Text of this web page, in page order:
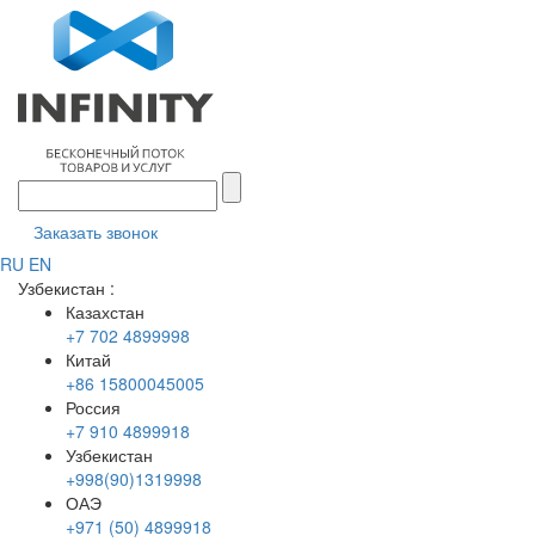
Заказать звонок
RU EN
Узбекистан :
Казахстан
+7 702 4899998
Китай
+86 15800045005
Россия
+7 910 4899918
Узбекистан
+998(90)1319998
ОАЭ
+971 (50) 4899918